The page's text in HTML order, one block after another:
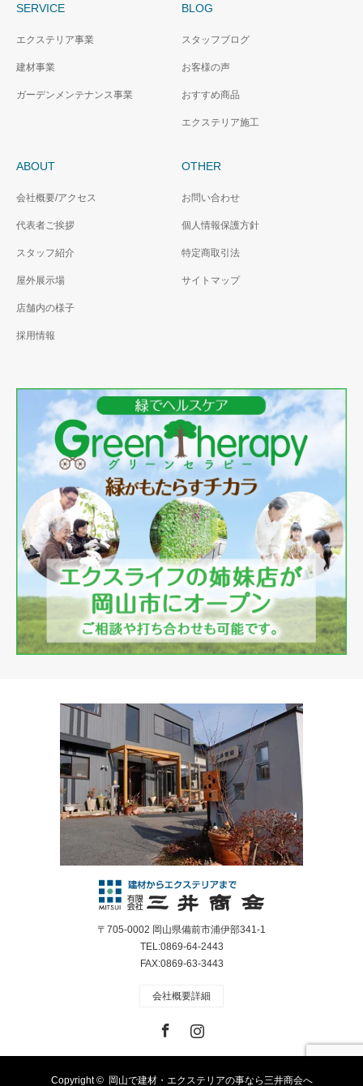
SERVICE
エクステリア事業
建材事業
ガーデンメンテナンス事業
BLOG
スタッフブログ
お客様の声
おすすめ商品
エクステリア施工
ABOUT
会社概要/アクセス
代表者ご挨拶
スタッフ紹介
屋外展示場
店舗内の様子
採用情報
OTHER
お問い合わせ
個人情報保護方針
特定商取引法
サイトマップ
〒705-0002 岡山県備前市浦伊部341-1
TEL:0869-64-2443
FAX:0869-63-3443
会社概要詳細
Copyright © 岡山で建材・エクステリアの事なら三井商会へ